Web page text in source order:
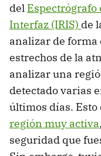
del Espectrógrafo
Interfaz (IRIS) de
analizar de
estrechos de la
analizar una
detectado varias
últimos días.
región muy activa
seguridad que